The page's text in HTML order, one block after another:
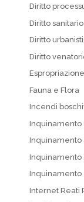
Diritto
Diritto sanitario
Diritto
Diritto
Espropriazione
Fauna e Flora
Incendi
Inquinamento
Inquinamento
Inquinamento
Internet Reati